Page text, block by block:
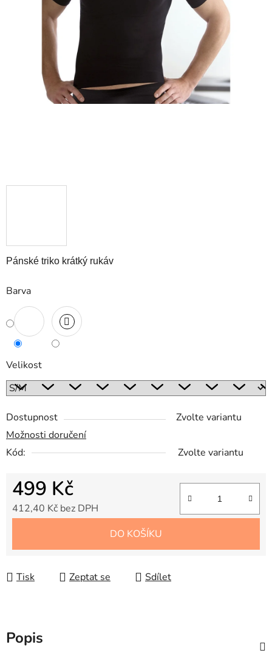
Pánské triko krátký rukáv
Barva
Velikost
Dostupnost
Zvolte variantu
Možnosti doručení
Kód:
Zvolte variantu
499 Kč
412,40 Kč bez DPH
DO KOŠÍKU
Tisk Zeptat se Sdílet
Popis